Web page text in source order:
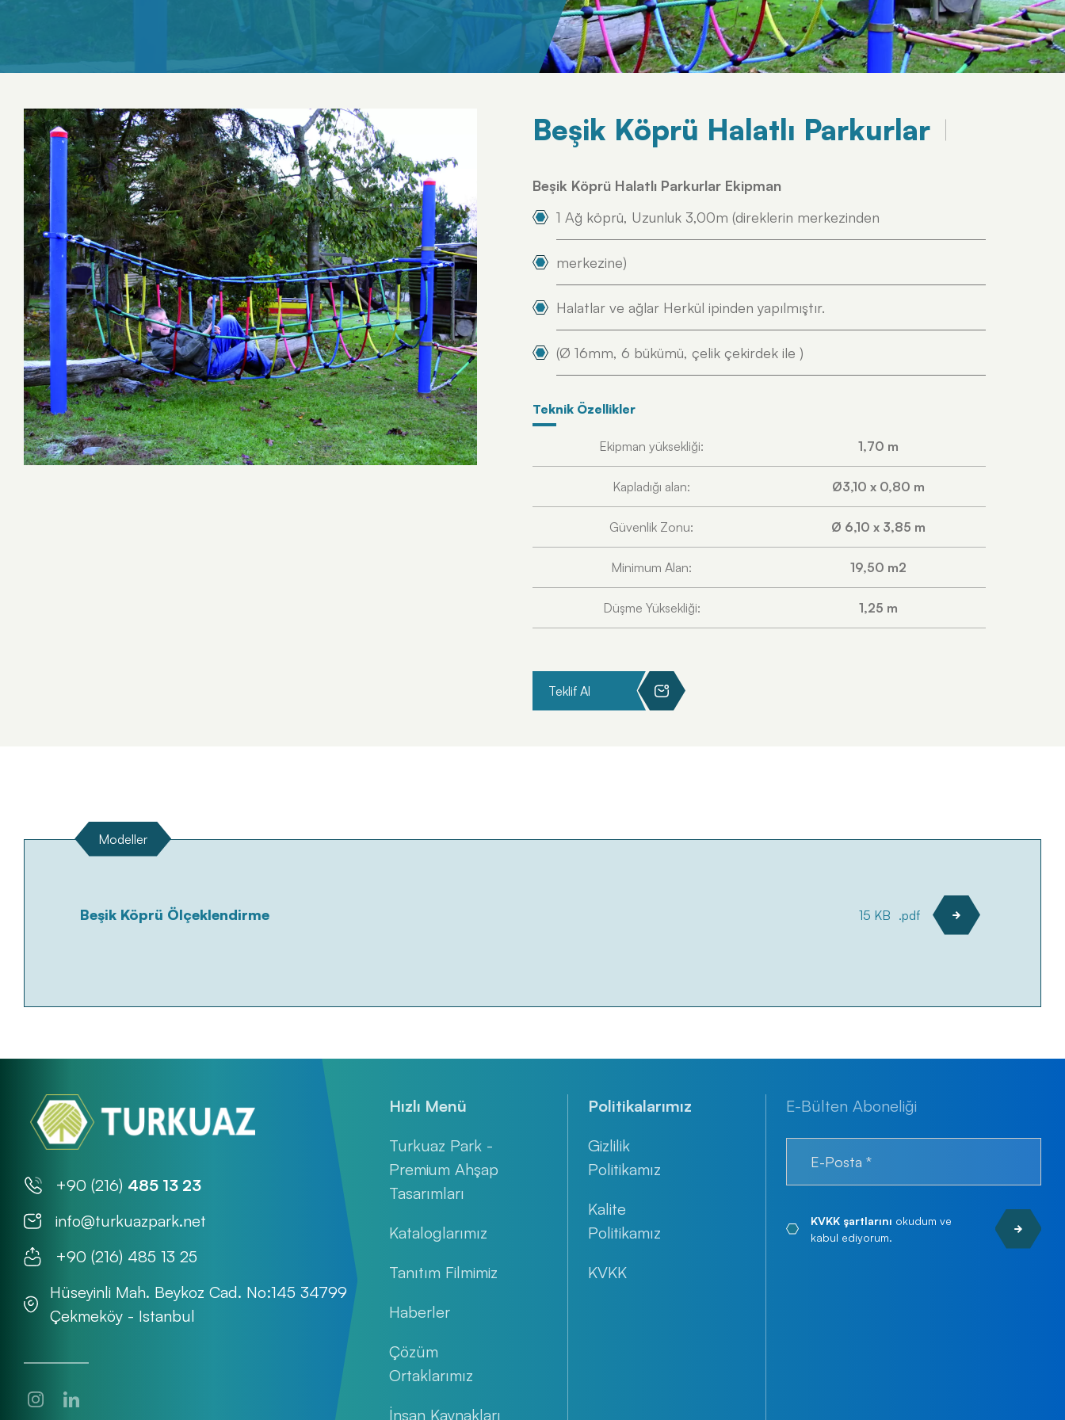
Tahterevalli
Trambolinler
Ahşap Çocuk Oyun Evleri
Ahşap Tırmanma
Halatlı Tırmanma
Halatlı Denge Parkurları
Engelsiz Seri Ahşap Çocuk Oyun Grupları
Hexa Ahşap Çocuk Oyun Grubu
Konsept Ahşap Çocuk Oyun Grupları
Macera Kompleksleri
Survivor
Beşik Köprü Halatlı Parkurlar
Beşik Köprü Halatlı Parkurlar Ekipman
1 Ağ köprü, Uzunluk 3,00m (direklerin merkezinden
merkezine)
Halatlar ve ağlar Herkül ipinden yapılmıştır.
(Ø 16mm, 6 bükümü, çelik çekirdek ile )
Teknik Özellikler
Ekipman yüksekliği: 1,70 m
Kapladığı alan: Ø3,10 x 0,80 m
Güvenlik Zonu: Ø 6,10 x 3,85 m
Minimum Alan: 19,50 m2
Düşme Yüksekliği: 1,25 m
Teklif Al
Modeller
Beşik Köprü Ölçeklendirme 15 KB .pdf
+90 (216) 485 13 23
info@turkuazpark.net
+90 (216) 485 13 25
Hüseyinli Mah. Beykoz Cad. No:145 34799
Çekmeköy - Istanbul
Hızlı Menü
Turkuaz Park -
Premium Ahşap
Tasarımları
Kataloglarımız
Tanıtım Filmimiz
Haberler
Çözüm
Ortaklarımız
İnsan Kaynakları
Politikalarımız
Gizlilik
Politikamız
Kalite
Politikamız
KVKK
E-Bülten Aboneliği
KVKK şartlarını okudum ve
kabul ediyorum.